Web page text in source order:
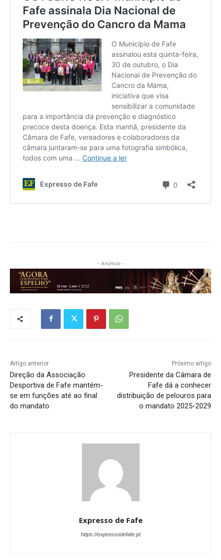
- Anúncio -
Artigo anterior
Direção da Associação
Desportiva de Fafe mantém-
se em funções até ao final
do mandato
Próximo artigo
Presidente da Câmara de
Fafe dá a conhecer
distribuição de pelouros para
o mandato 2025-2029
Expresso de Fafe
https://expressodefafe.pt